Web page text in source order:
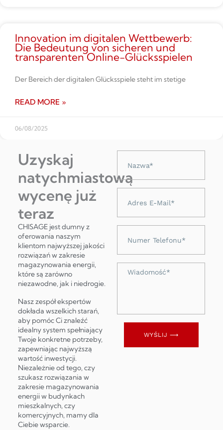
Innovation im digitalen Wettbe­werb:
Die Bedeutung von sicheren und
transparenten Online-Glücksspielen
Der Bereich der digitalen Glücksspiele steht im stetige
READ MORE »
06/08/2025
Uzyskaj
natychmiastową
wycenę już
teraz
CHISAGE jest dumny z
oferowania naszym
klientom najwyższej jakości
rozwiązań w zakresie
magazynowania energii,
które są zarówno
niezawodne, jak i niedrogie.
Nasz zespół ekspertów
dokłada wszelkich starań,
aby pomóc Ci znaleźć
idealny system spełniający
Twoje konkretne potrzeby,
zapewniając najwyższą
wartość inwestycji.
Niezależnie od tego, czy
szukasz rozwiązania w
zakresie magazynowania
energii w budynkach
mieszkalnych, czy
komercyjnych, mamy dla
Ciebie wsparcie.
telefonu
WYŚLIJ ⟶